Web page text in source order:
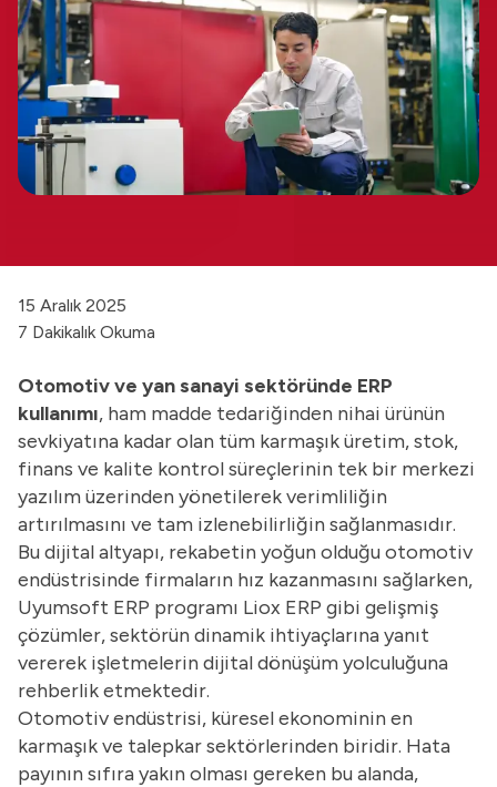
15 Aralık 2025
7 Dakikalık Okuma
Otomotiv ve yan sanayi sektöründe ERP
kullanımı, ham madde tedariğinden nihai ürünün
sevkiyatına kadar olan tüm karmaşık üretim, stok,
finans ve kalite kontrol süreçlerinin tek bir merkezi
yazılım üzerinden yönetilerek verimliliğin
artırılmasını ve tam izlenebilirliğin sağlanmasıdır.
Bu dijital altyapı, rekabetin yoğun olduğu otomotiv
endüstrisinde firmaların hız kazanmasını sağlarken,
Uyumsoft ERP programı Liox ERP gibi gelişmiş
çözümler, sektörün dinamik ihtiyaçlarına yanıt
vererek işletmelerin dijital dönüşüm yolculuğuna
rehberlik etmektedir.
Otomotiv endüstrisi, küresel ekonominin en
karmaşık ve talepkar sektörlerinden biridir. Hata
payının sıfıra yakın olması gereken bu alanda,